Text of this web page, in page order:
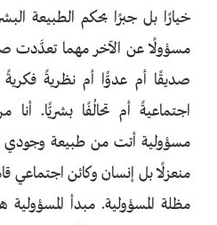
خيارًا بل جبرًا بحكم الطبيعة
مسؤولًا عن الآخر مهما تعدَّدت
صديقًا أم عدوًّا أم نظريةً
اجتماعيةً أم تحالُفًا بشريًّا.
مسؤولية أتت من طبيعة وجودي
منعزلًا بل إنسان وكائن اجتماعي
مظلة المسؤولية. مبدأ